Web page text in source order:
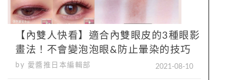
【內雙人快看】適合內雙眼皮的3種眼影
畫法！不會變泡泡眼&防止暈染的技巧
by 愛醬推日本編輯部 2021-08-10